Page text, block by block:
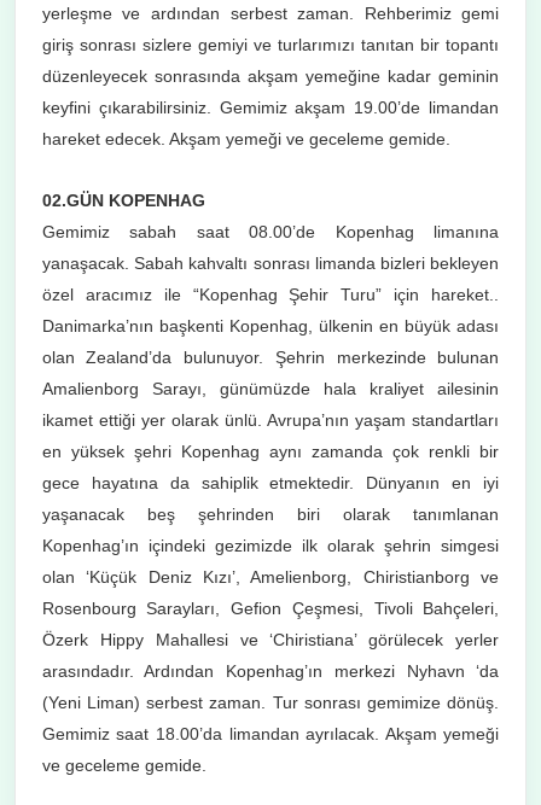
yerleşme ve ardından serbest zaman. Rehberimiz gemi
giriş sonrası sizlere gemiyi ve turlarımızı tanıtan bir topantı
düzenleyecek sonrasında akşam yemeğine kadar geminin
keyfini çıkarabilirsiniz. Gemimiz akşam 19.00’de limandan
hareket edecek. Akşam yemeği ve geceleme gemide.
02.GÜN KOPENHAG
Gemimiz sabah saat 08.00’de Kopenhag limanına
yanaşacak. Sabah kahvaltı sonrası limanda bizleri bekleyen
özel aracımız ile “Kopenhag Şehir Turu” için hareket..
Danimarka’nın başkenti Kopenhag, ülkenin en büyük adası
olan Zealand’da bulunuyor. Şehrin merkezinde bulunan
Amalienborg Sarayı, günümüzde hala kraliyet ailesinin
ikamet ettiği yer olarak ünlü. Avrupa’nın yaşam standartları
en yüksek şehri Kopenhag aynı zamanda çok renkli bir
gece hayatına da sahiplik etmektedir. Dünyanın en iyi
yaşanacak beş şehrinden biri olarak tanımlanan
Kopenhag’ın içindeki gezimizde ilk olarak şehrin simgesi
olan ‘Küçük Deniz Kızı’, Amelienborg, Chiristianborg ve
Rosenbourg Sarayları, Gefion Çeşmesi, Tivoli Bahçeleri,
Özerk Hippy Mahallesi ve ‘Chiristiana’ görülecek yerler
arasındadır. Ardından Kopenhag’ın merkezi Nyhavn ‘da
(Yeni Liman) serbest zaman. Tur sonrası gemimize dönüş.
Gemimiz saat 18.00’da limandan ayrılacak. Akşam yemeği
ve geceleme gemide.